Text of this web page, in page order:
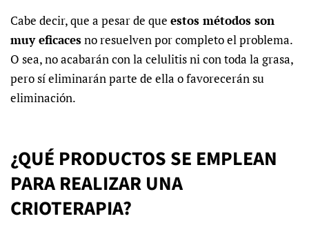
Cabe decir, que a pesar de que estos métodos son
muy eficacesno resuelven por completo el problema.
O sea, no acabarán con la celulitis ni con toda la grasa,
pero sí eliminarán parte de ella o favorecerán su
eliminación.
¿QUÉ PRODUCTOS SE EMPLEAN
PARA REALIZAR UNA
CRIOTERAPIA?